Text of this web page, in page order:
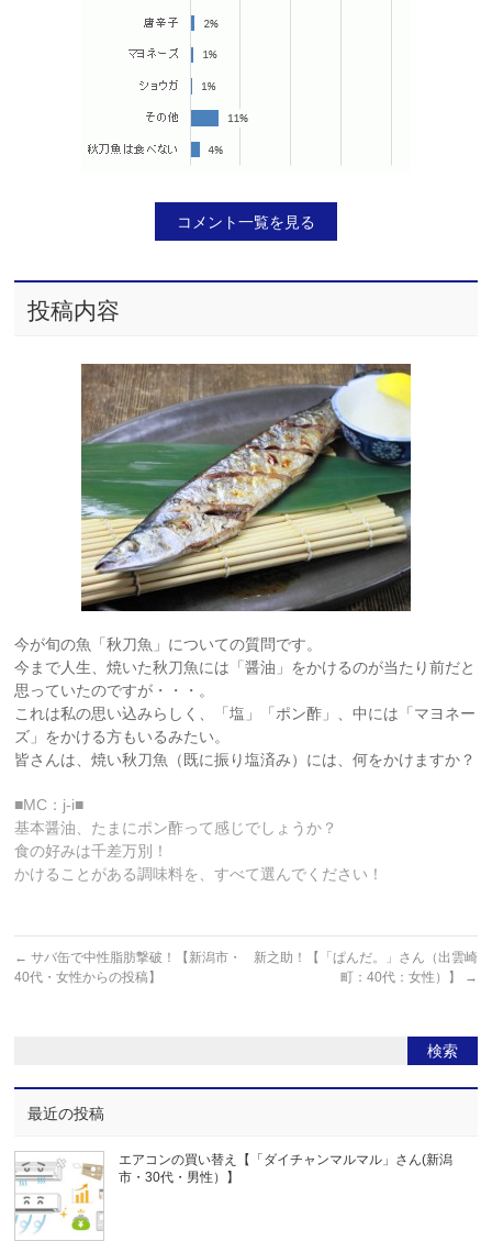
コメント一覧を見る
投稿内容
今が旬の魚「秋刀魚」についての質問です。
今まで人生、焼いた秋刀魚には「醤油」をかけるのが当たり前だと
思っていたのですが・・・。
これは私の思い込みらしく、「塩」「ポン酢」、中には「マヨネー
ズ」をかける方もいるみたい。
皆さんは、焼い秋刀魚（既に振り塩済み）には、何をかけますか？
■MC：j-i■
基本醤油、たまにポン酢って感じでしょうか？
食の好みは千差万別！
かけることがある調味料を、すべて選んでください！
← サバ缶で中性脂肪撃破！【新潟市・
40代・女性からの投稿】
新之助！【「ぱんだ。」さん（出雲崎
町：40代：女性）】
→
最近の投稿
エアコンの買い替え【「ダイチャンマルマル」さん(新潟
市・30代・男性）】